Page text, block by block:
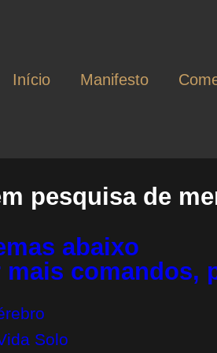
Início Manifesto
pesquisa de
abaixo
mais comandos,
Solo